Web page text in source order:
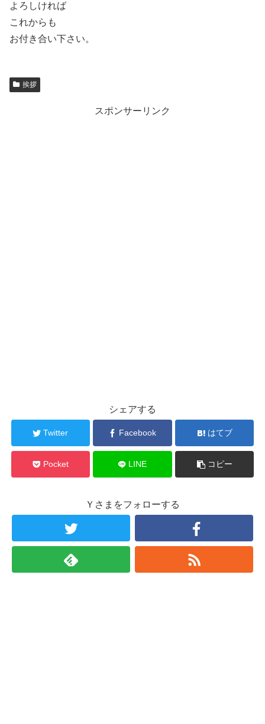
よろしければ
これからも
お付き合い下さい。
挨拶
スポンサーリンク
シェアする
Twitter Facebook はてブ
Pocket LINE コピー
Ｙさまをフォローする